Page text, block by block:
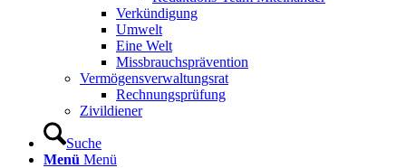
Verkündigung
Umwelt
Eine Welt
Missbrauchsprävention
Vermögensverwaltungsrat
Rechnungsprüfung
Zivildiener
Suche
Menü Menü